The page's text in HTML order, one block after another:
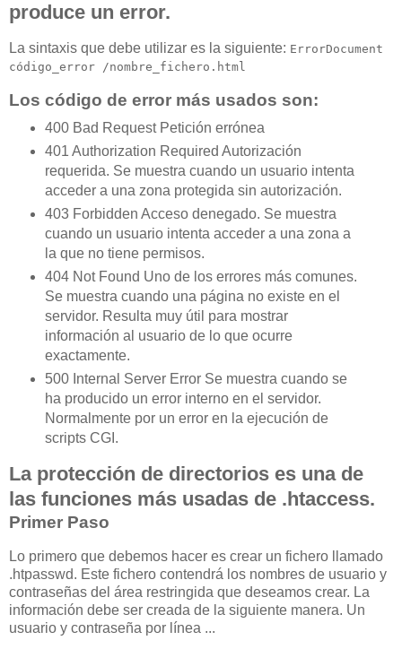
produce un error.
La sintaxis que debe utilizar es la siguiente: ErrorDocument
código_error /nombre_fichero.html
Los código de error más usados son:
400 Bad Request Petición errónea
401 Authorization Required Autorización
requerida. Se muestra cuando un usuario intenta
acceder a una zona protegida sin autorización.
403 Forbidden Acceso denegado. Se muestra
cuando un usuario intenta acceder a una zona a
la que no tiene permisos.
404 Not Found Uno de los errores más comunes.
Se muestra cuando una página no existe en el
servidor. Resulta muy útil para mostrar
información al usuario de lo que ocurre
exactamente.
500 Internal Server Error Se muestra cuando se
ha producido un error interno en el servidor.
Normalmente por un error en la ejecución de
scripts CGI.
La protección de directorios es una de
las funciones más usadas de .htaccess.
Primer Paso
Lo primero que debemos hacer es crear un fichero llamado
.htpasswd. Este fichero contendrá los nombres de usuario y
contraseñas del área restringida que deseamos crear. La
información debe ser creada de la siguiente manera. Un
usuario y contraseña por línea ...